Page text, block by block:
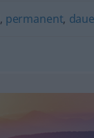
, permanent,